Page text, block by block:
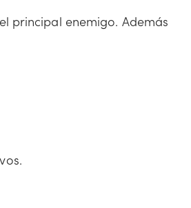
principal enemigo. Además